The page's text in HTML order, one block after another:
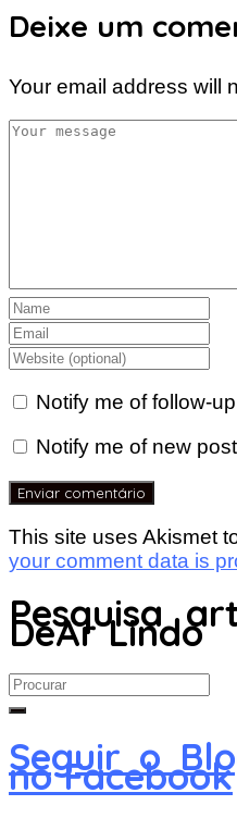
Deixe um
Your email address will
Notify me of follow-
Notify me of new
This site uses Akismet
your comment data is
Pesquisa
DeAr Lindo
Search
for:
Seguir o
no Facebook